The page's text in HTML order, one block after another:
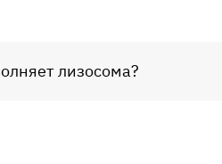
лизосома?